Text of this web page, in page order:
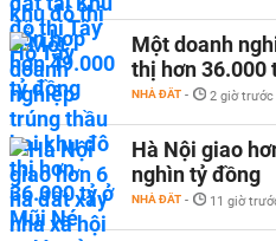
Một doanh
thị hơn 36.000
NHÀ ĐẤT - 2 giờ trước
Hà Nội giao
nghìn tỷ đồng
NHÀ ĐẤT - 11 giờ